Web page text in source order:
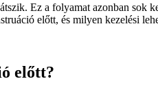
Ez a folyamat azonban
előtt, és milyen kezelési
előtt?